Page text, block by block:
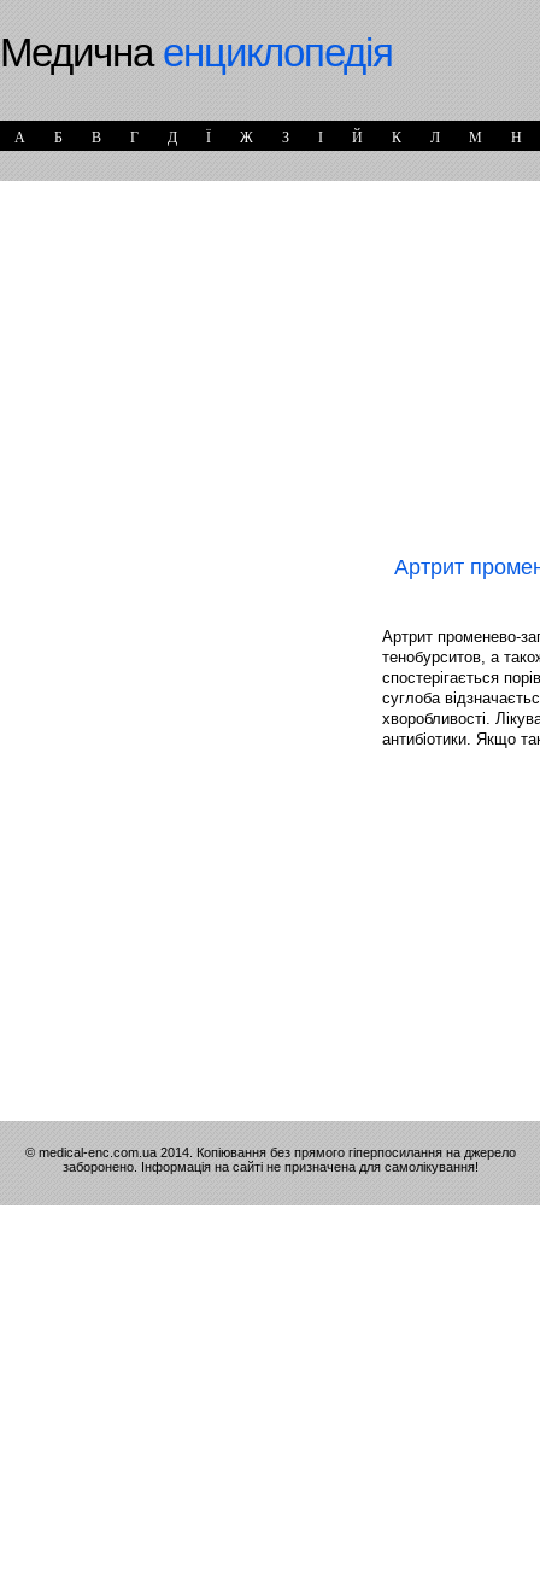
Медичнаенциклопедія
А Б В Г Д Ї Ж З І Й К Л М Н
Артрит
Артрит променево-
тенобурситов, а
спостерігається
суглоба
хворобливості.
антибіотики. Якщо
© medical-enc.com.ua 2014. Копіювання без прямого гіперпосилання на джерело
заборонено. Інформація на сайті не призначена для самолікування!